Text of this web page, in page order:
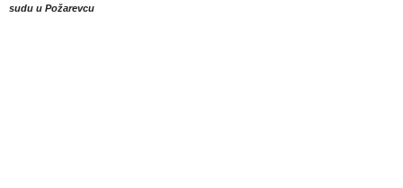
sudu u Požarevcu